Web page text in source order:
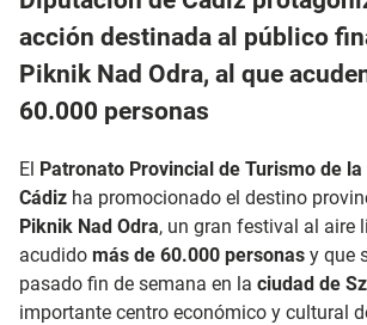
acción destinada al público
Piknik Nad Odra, al que
60.000 personas
El Patronato Provincial de Turismo de
Cádiz ha promocionado el destino
Piknik Nad Odra, un gran festival al aire
acudido más de 60.000 personas y que
pasado fin de semana en la ciudad de
importante centro económico y cultural